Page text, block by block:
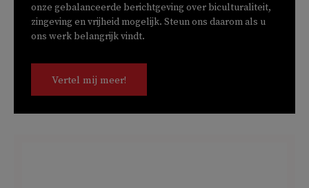
onze gebalanceerde berichtgeving over biculturaliteit,
zingeving en vrijheid mogelijk. Steun ons daarom als u
ons werk belangrijk vindt.
Vertel mij meer!